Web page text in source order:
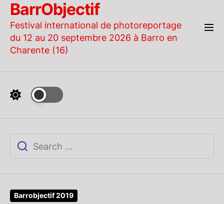
Skip
the
content
BarrObjectif
Festival international de photoreportage
du 12 au 20 septembre 2026 à Barro en
Charente (16)
Barrobjectif 2019